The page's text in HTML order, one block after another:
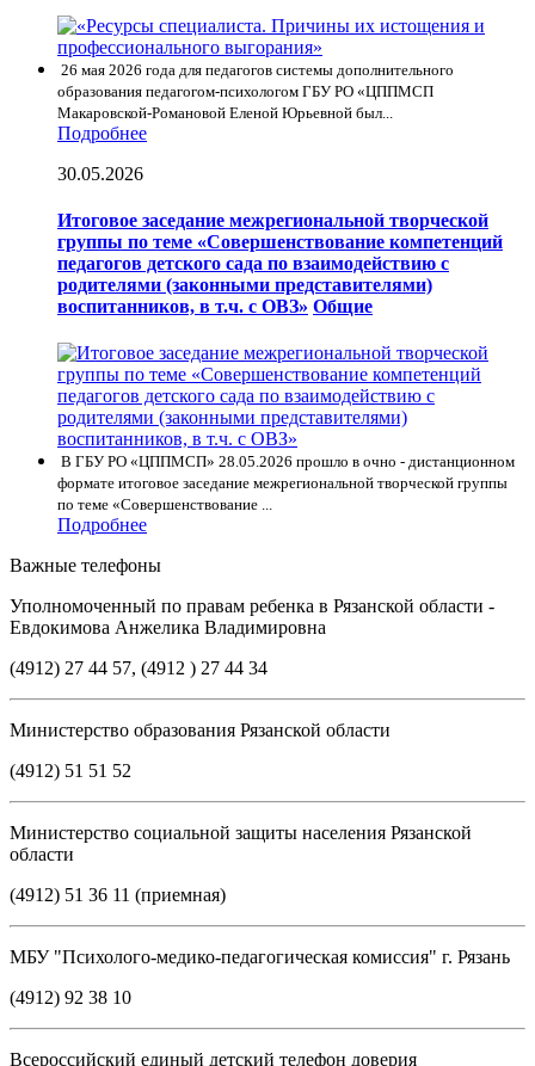
26 мая 2026 года для педагогов системы дополнительного
образования педагогом-психологом ГБУ РО «ЦППМСП
Макаровской-Романовой Еленой Юрьевной был...
Подробнее
30.05.2026
Итоговое заседание межрегиональной творческой
группы по теме «Совершенствование компетенций
педагогов детского сада по взаимодействию с
родителями (законными представителями)
воспитанников, в т.ч. с ОВЗ» Общие
В ГБУ РО «ЦППМСП» 28.05.2026 прошло в очно - дистанционном
формате итоговое заседание межрегиональной творческой группы
по теме «Совершенствование ...
Подробнее
Важные телефоны
Уполномоченный по правам ребенка в Рязанской области -
Евдокимова Анжелика Владимировна
(4912) 27 44 57, (4912 ) 27 44 34
Министерство образования Рязанской области
(4912) 51 51 52
Министерство социальной защиты населения Рязанской
области
(4912) 51 36 11 (приемная)
МБУ "Психолого-медико-педагогическая комиссия" г. Рязань
(4912) 92 38 10
Всероссийский единый детский телефон доверия